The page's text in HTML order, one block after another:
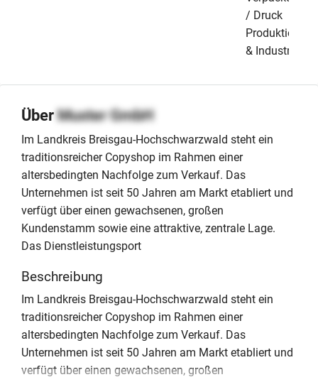
/ Druck
Produktion
& Industrie
ÜberMuster GmbH
Im Landkreis Breisgau-Hochschwarzwald steht ein
traditionsreicher Copyshop im Rahmen einer
altersbedingten Nachfolge zum Verkauf. Das
Unternehmen ist seit 50 Jahren am Markt etabliert und
verfügt über einen gewachsenen, großen
Kundenstamm sowie eine attraktive, zentrale Lage.
Das Dienstleistungsport
Beschreibung
Im Landkreis Breisgau-Hochschwarzwald steht ein
traditionsreicher Copyshop im Rahmen einer
altersbedingten Nachfolge zum Verkauf. Das
Unternehmen ist seit 50 Jahren am Markt etabliert und
verfügt über einen gewachsenen, großen